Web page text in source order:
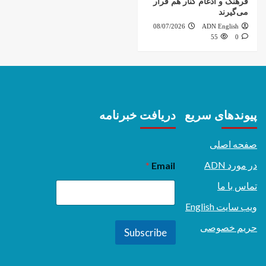
می‌گیرند
ADN English
08/07/2026
0
55
پیوندهای سریع
صفحه اصلی
در مورد ADN
تماس با ما
ویب سایت English
حریم خصوصی
دریافت خبرنامه
Email
*
Subscribe